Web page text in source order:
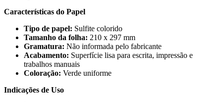
Características do Papel
Tipo de papel: Sulfite colorido
Tamanho da folha: 210 x 297 mm
Gramatura: Não informada pelo fabricante
Acabamento: Superfície lisa para escrita, impressão e
trabalhos manuais
Coloração: Verde uniforme
Indicações de Uso